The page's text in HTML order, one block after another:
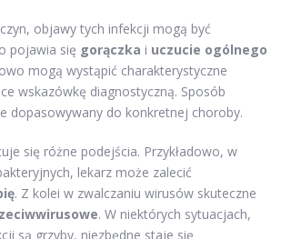
objawy tych infekcji mogą być
pojawia się gorączka i uczucie ogólnego
mogą wystąpić charakterystyczne
wskazówkę diagnostyczną. Sposób
dopasowywany do konkretnej choroby.
się różne podejścia. Przykładowo, w
lekarz może zalecić
. Z kolei w zwalczaniu wirusów skuteczne
. W niektórych sytuacjach,
są grzyby, niezbędne staje się